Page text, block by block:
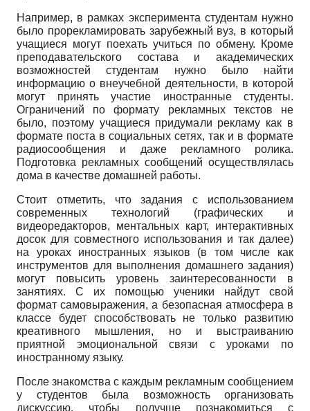
Например, в рамках эксперимента студентам нужно
было прорекламировать зарубежный вуз, в который
учащиеся могут поехать учиться по обмену. Кроме
преподавательского состава и академических
возможностей студентам нужно было найти
информацию о внеучебной деятельности, в которой
могут принять участие иностранные студенты.
Ограничений по формату рекламных текстов не
было, поэтому учащиеся придумали рекламу как в
формате поста в социальных сетях, так и в формате
радиосообщения и даже рекламного ролика.
Подготовка рекламных сообщений осуществлялась
дома в качестве домашней работы.
Стоит отметить, что задания с использованием
современных технологий (графических и
видеоредакторов, ментальных карт, интерактивных
досок для совместного использования и так далее)
на уроках иностранных языков (в том числе как
инструментов для выполнения домашнего задания)
могут повысить уровень заинтересованности в
занятиях. С их помощью ученики найдут свой
формат самовыражения, а безопасная атмосфера в
классе будет способствовать не только развитию
креативного мышления, но и выстраиванию
приятной эмоциональной связи с уроками по
иностранному языку.
После знакомства с каждым рекламным сообщением
у студентов была возможность организовать
дискуссию, чтобы получше познакомиться с